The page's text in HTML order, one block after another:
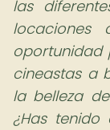
las
oportunidad
cineastas a
la belleza
¿Has tenido